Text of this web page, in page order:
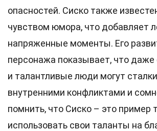
опасностей. Сиско также
чувством юмора, что добавляет
напряженные моменты. Его
персонажа показывает, что
и талантливые люди могут
внутренними конфликтами и
помнить, что Сиско – это пример
использовать свои таланты на